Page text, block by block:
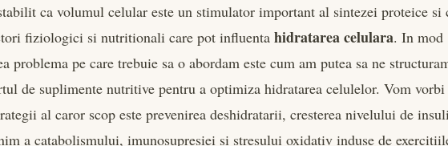
ca volumul celular este un stimulator important al sintezei proteice si
fiziologici si nutritionali care pot influentahidratarea celulara. In mod
problema pe care trebuie sa o abordam este cum am putea sa ne
de suplimente nutritive pentru a optimiza hidratarea celulelor. Vom vorbi
al caror scop este prevenirea deshidratarii, cresterea nivelului de
a catabolismului, imunosupresiei si stresului oxidativ induse de